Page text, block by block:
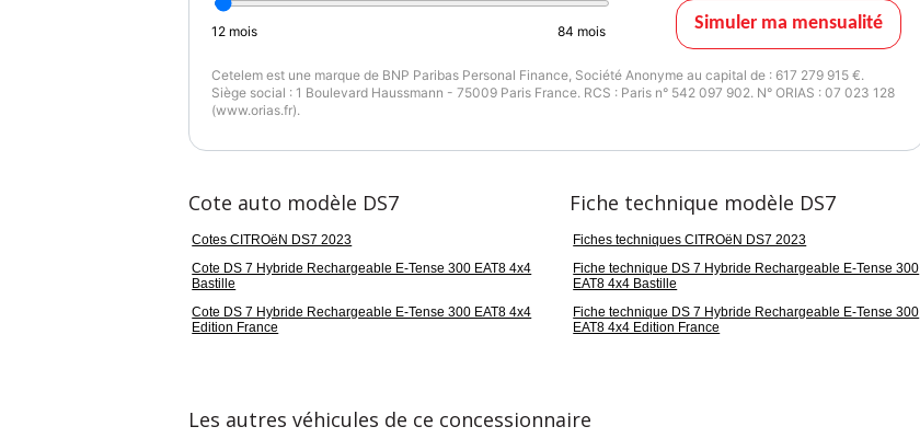
12 mois 84 mois Simuler ma mensualité
Cetelem est une marque de BNP Paribas Personal Finance, Société Anonyme au capital de : 617 279 915 €.
Siège social : 1 Boulevard Haussmann - 75009 Paris France. RCS : Paris n° 542 097 902. N° ORIAS : 07 023 128
(www.orias.fr).
Cote auto modèle DS7
Cotes CITROëN DS7 2023
Cote DS 7 Hybride Rechargeable E-Tense 300 EAT8 4x4
Bastille
Cote DS 7 Hybride Rechargeable E-Tense 300 EAT8 4x4
Edition France
Fiche technique modèle DS7
Fiches techniques CITROëN DS7 2023
Fiche technique DS 7 Hybride Rechargeable E-Tense 300
EAT8 4x4 Bastille
Fiche technique DS 7 Hybride Rechargeable E-Tense 300
EAT8 4x4 Edition France
Les autres véhicules de ce concessionnaire